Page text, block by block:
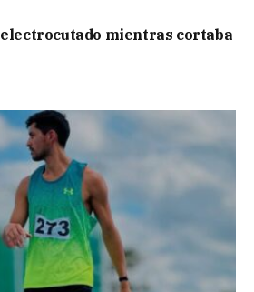
mientras cortaba